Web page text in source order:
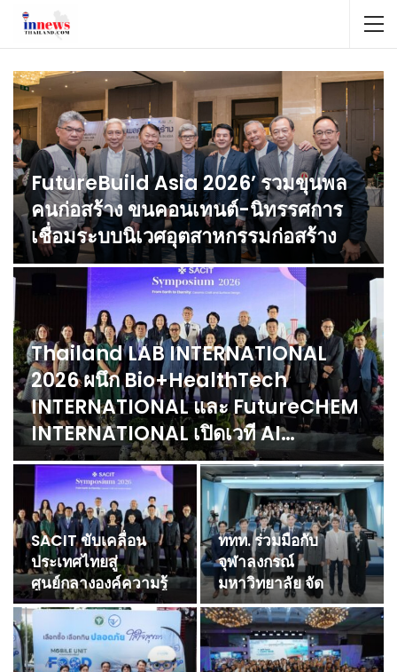
FutureBuild Asia 2026’ รวมขุนพล
คนก่อสร้าง ขนคอนเทนต์-นิทรรศการ
เชื่อมระบบนิเวศอุตสาหกรรมก่อสร้าง
Thailand LAB INTERNATIONAL
2026 ผนึก Bio+HealthTech
INTERNATIONAL และ FutureCHEM
INTERNATIONAL เปิดเวที AI…
SACIT ขับเคลื่อน
ประเทศไทยสู่
ศูนย์กลางองค์ความรู้
ศิลปหัตถกรรม เปิดเวที
นานาชาติ SACIT
Symposium 2026…
ททท. ร่วมมือกับ
จุฬาลงกรณ์
มหาวิทยาลัย จัด
สัมมนาทางวิชาการ
และการตลาดเชิงรุก…